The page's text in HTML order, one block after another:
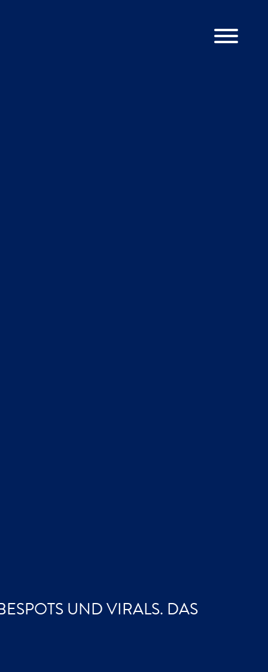
UND VIRALS. DAS